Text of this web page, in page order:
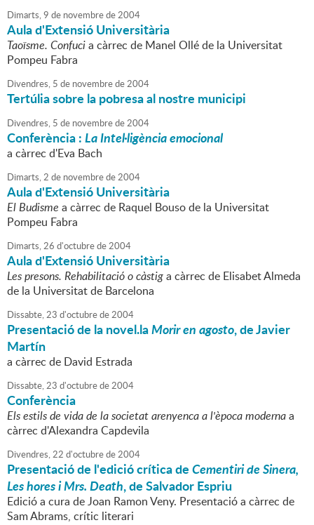
Dimarts,9 de novembrede2004
Aula d'Extensió Universitària
Taoïsme. Confucia càrrec de Manel Ollé de la Universitat
Pompeu Fabra
Divendres, 5 de novembrede2004
Tertúlia sobre la pobresa al nostre municipi
Divendres, 5 de novembrede2004
Conferència :La Intel·ligència emocional
a càrrec d'Eva Bach
Dimarts,2 de novembrede2004
Aula d'Extensió Universitària
El Budisme a càrrec de Raquel Bouso de la Universitat
Pompeu Fabra
Dimarts,26 d'octubrede2004
Aula d'Extensió Universitària
Les presons. Rehabilitació o càstiga càrrec de Elisabet Almeda
de la Universitat de Barcelona
Dissabte,23 d'octubrede2004
Presentació de la novel.laMorir en agosto, de Javier
Martín
a càrrec de David Estrada
Dissabte,23 d'octubrede2004
Conferència
Els estils de vida de la societat arenyenca a l'època modernaa
càrrec d'Alexandra Capdevila
Divendres,22 d'octubrede2004
Presentació de l'edició crítica deCementiri de Sinera,
Les hores i Mrs. Death, de Salvador Espriu
Edició a cura de Joan Ramon Veny. Presentació a càrrec de
Sam Abrams, crític literari